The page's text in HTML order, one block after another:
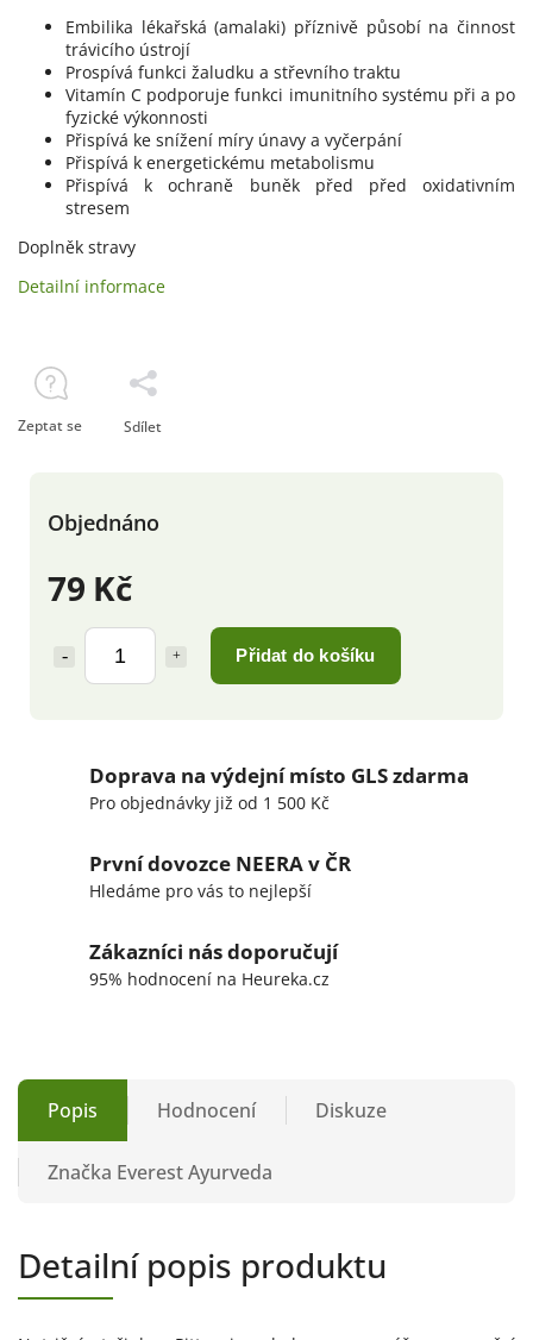
79 Kč
Přidat do košíku
Objednáno
Embilika lékařská (amalaki) příznivě působí na činnost
trávicího ústrojí
Prospívá funkci žaludku a střevního traktu
Vitamín C podporuje funkci imunitního systému při a po
fyzické výkonnosti
Přispívá ke snížení míry únavy a vyčerpání
Přispívá k energetickému metabolismu
Přispívá k ochraně buněk před před oxidativním
stresem
Doplněk stravy
Detailní informace
Zeptat se Sdílet
Doprava na výdejní místo GLS zdarma
Pro objednávky již od 1 500 Kč
První dovozce NEERA v ČR
Hledáme pro vás to nejlepší
Zákazníci nás doporučují
95% hodnocení na Heureka.cz
Popis Hodnocení Diskuze
Značka Everest Ayurveda
Detailní popis produktu